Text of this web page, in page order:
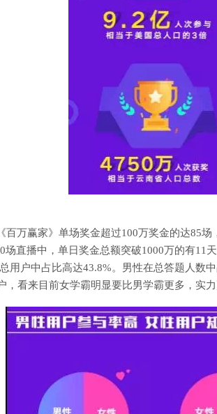
百万赢家》单场奖金超过100万奖金的达85
场直播中，单日奖金总额突破1000万的有11
用户中占比高达43.8%。男性在总答题人数
，看来目前女学霸明显要比男学霸更多，实力